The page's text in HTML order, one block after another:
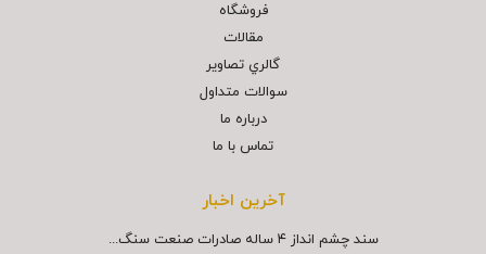
فروشگاه
مقالات
گالري تصاوير
سوالات متداول
درباره ما
تماس با ما
آخرین اخبار
سند چشم انداز ۴ ساله صادرات صنعت سنگ...